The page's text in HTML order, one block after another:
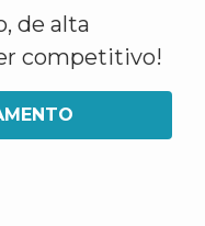
de alta
competitivo!